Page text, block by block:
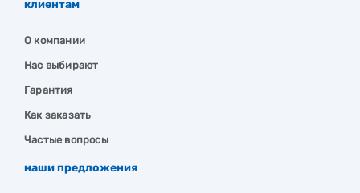
клиентам
О компании
Нас выбирают
Гарантия
Как заказать
Частые вопросы
наши предложения